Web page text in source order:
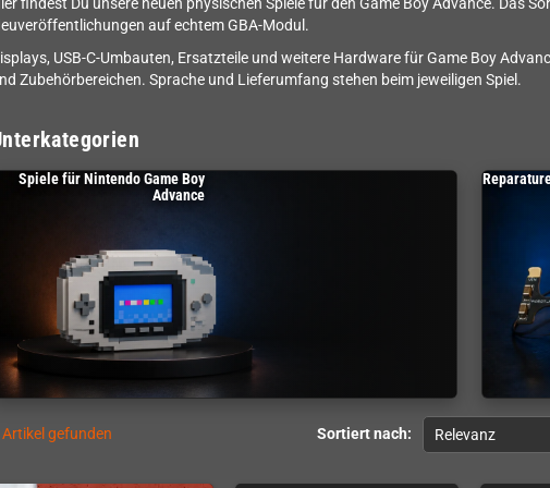
findest Du unsere neuen physischen Spiele für den Game Boy Advance. Das
auf echtem GBA-Modul.
USB-C-Umbauten, Ersatzteile und weitere Hardware für Game Boy
Zubehörbereichen. Sprache und Lieferumfang stehen beim jeweiligen Spiel.
Spiele für Nintendo Game Boy
Advance
Sortiert nach: Relevanz
Artikel gefunden